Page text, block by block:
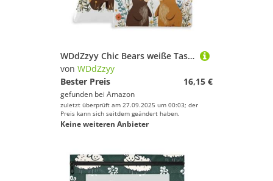
WDdZzyy Chic Bears weiße Tasche mit Reißverschluss für Kleidung, 2 Stück, Reiseutensilien zum Fliegen, mit Griffen, für das Fitnessstudio
von WDdZzyy
Bester Preis
16,15 €
gefunden bei Amazon
zuletzt überprüft am 27.09.2025 um 00:03; der
Preis kann sich seitdem geändert haben.
Keine weiteren Anbieter